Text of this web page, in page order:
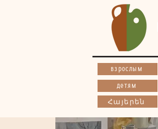
взрослым
детям
Հայերեն